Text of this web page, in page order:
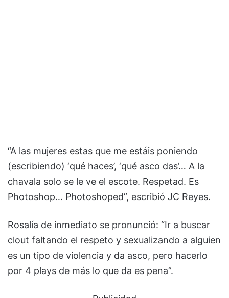
“A las mujeres estas que me estáis poniendo
(escribiendo) ‘qué haces’, ‘qué asco das’… A la
chavala solo se le ve el escote. Respetad. Es
Photoshop… Photoshoped”, escribió JC Reyes.
Rosalía de inmediato se pronunció: “Ir a buscar
clout faltando el respeto y sexualizando a alguien
es un tipo de violencia y da asco, pero hacerlo
por 4 plays de más lo que da es pena”.